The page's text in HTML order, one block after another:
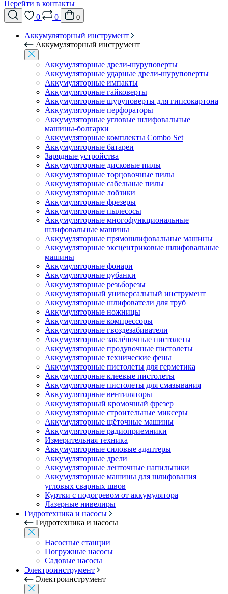
Перейти в контакты
0
0 0
Аккумуляторный инструмент
Аккумуляторный инструмент
Аккумуляторные дрели-шуруповерты
Аккумуляторные ударные дрели-шуруповерты
Аккумуляторные импакты
Аккумуляторные гайковерты
Аккумуляторные шуруповерты для гипсокартона
Аккумуляторные перфораторы
Аккумуляторные угловые шлифовальные
машины-болгарки
Аккумуляторные комплекты Combo Set
Аккумуляторные батареи
Зарядные устройства
Аккумуляторные дисковые пилы
Аккумуляторные торцовочные пилы
Аккумуляторные сабельные пилы
Аккумуляторные лобзики
Аккумуляторные фрезеры
Аккумуляторные пылесосы
Аккумуляторные многофункциональные
шлифовальные машины
Аккумуляторные прямошлифовальные машины
Аккумуляторные эксцентриковые шлифовальные
машины
Аккумуляторные фонари
Аккумуляторные рубанки
Аккумуляторные резьборезы
Аккумуляторный универсальный инструмент
Аккумуляторные шлифователи для труб
Аккумуляторные ножницы
Аккумуляторные компрессоры
Аккумуляторные гвоздезабиватели
Аккумуляторные заклёпочные пистолеты
Аккумуляторные продувочные пистолеты
Аккумуляторные технические фены
Аккумуляторные пистолеты для герметика
Аккумуляторные клеевые пистолеты
Аккумуляторные пистолеты для смазывания
Аккумуляторные вентиляторы
Аккумуляторный кромочный фрезер
Аккумуляторные строительные миксеры
Аккумуляторные щёточные машины
Аккумуляторные радиоприемники
Измерительная техника
Аккумуляторные силовые адаптеры
Аккумуляторные дрели
Аккумуляторные ленточные напильники
Аккумуляторные машины для шлифования
угловых сварных швов
Куртки с подогревом от аккумулятора
Лазерные нивелиры
Гидротехника и насосы
Гидротехника и насосы
Насосные станции
Погружные насосы
Садовые насосы
Электроинструмент
Электроинструмент